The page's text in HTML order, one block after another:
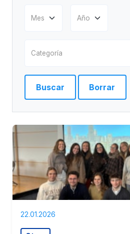
Buscar Borrar
22.01.2026